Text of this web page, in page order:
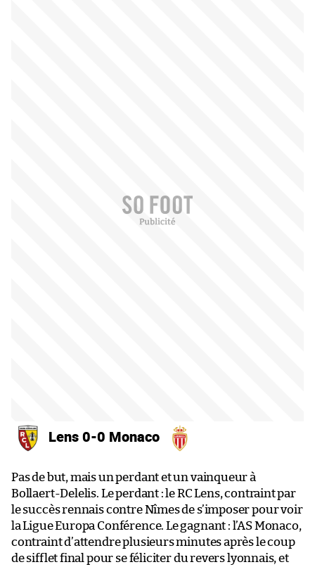
Lens 0-0 Monaco
Pas de but, mais un perdant et un vainqueur à
Bollaert-Delelis. Le perdant : le RC Lens, contraint par
le succès rennais contre Nîmes de s’imposer pour voir
la Ligue Europa Conférence. Le gagnant : l’AS Monaco,
contraint d’attendre plusieurs minutes après le coup
de sifflet final pour se féliciter du revers lyonnais, et